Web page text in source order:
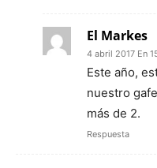
El Markes
4 abril 2017 En
Este año,
nuestro
más de 2.
Respuesta